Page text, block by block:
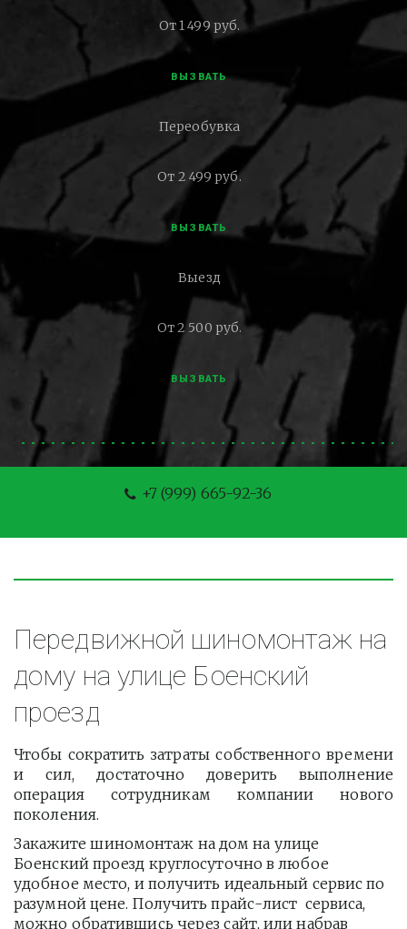
От 1 499 руб.
ВЫЗВАТЬ
Переобувка
От 2 499 руб.
ВЫЗВАТЬ
Выезд
От 2 500 руб.
ВЫЗВАТЬ
+7 (999) 665-92-36
Передвижной шиномонтаж на
дому на улице Боенский
проезд
Чтобы сократить затраты собственного времени
и сил, достаточно доверить выполнение
операция сотрудникам компании нового
поколения.
Закажите шиномонтаж на дом на улице
Боенский проезд круглосуточно в любое
удобное место, и получить идеальный сервис по
разумной цене. Получить прайс-лист  сервиса,
можно обратившись через сайт, или набрав